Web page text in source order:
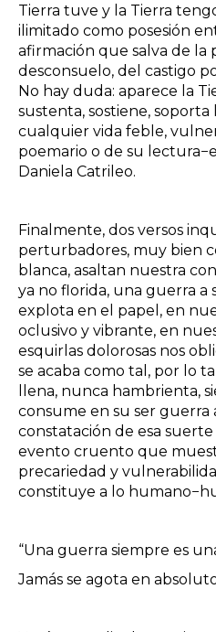
Tierra tuve y la Tierra
ilimitado como posesión
afirmación que salva de la
desconsuelo, del castigo
No hay duda: aparece la
sustenta, sostiene, soporta
cualquier vida feble,
poemario o de su
Daniela Catrileo.
Finalmente, dos versos
perturbadores, muy bien
blanca, asaltan nuestra
ya no florida, una guerra a
explota en el papel, en
oclusivo y vibrante, en
esquirlas dolorosas nos
se acaba como tal, por lo
llena, nunca hambrienta,
consume en su ser guerra
constatación de esa
evento cruento que
precariedad y
constituye a lo
“Una guerra siempre es
Jamás se agota en